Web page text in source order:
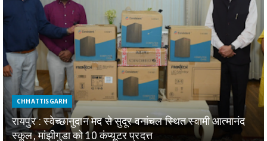
CHHATTISGARH
रायपुर : स्वेच्छानुदान मद से सुदूर वनांचल स्थित स्वामी आत्मानंद
स्कूल, मांझीगुडा को 10 कंप्यूटर प्रदत्त